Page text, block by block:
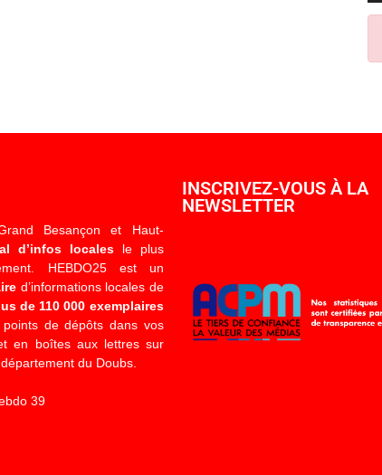
Besançon et Haut-
d’infos localesle plus
HEBDO25 est un
d’informations locales de
de 110 000 exemplaires
de dépôts dans vos
en boîtes aux lettres sur
du Doubs.
39
INSCRIVEZ-VOUS À LA
NEWSLETTER